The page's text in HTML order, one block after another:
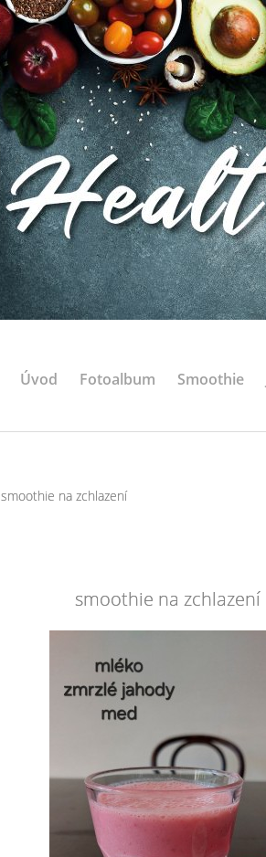
Úvod Fotoalbum Smoothie
smoothie na zchlazení
smoothie na zchlazení